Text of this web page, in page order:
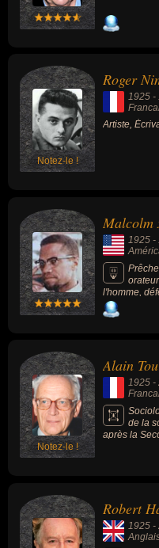
Notez-le !
Roger
1925 -
Artiste,
Malcolm
1925 -
l'homme,
Afro-
violence.
de Nation of
est évoquée.
Notez-le !
Alain
1925 -
de la
après la
pour ses
de Mai 68
Marisol
Robert
1925 -